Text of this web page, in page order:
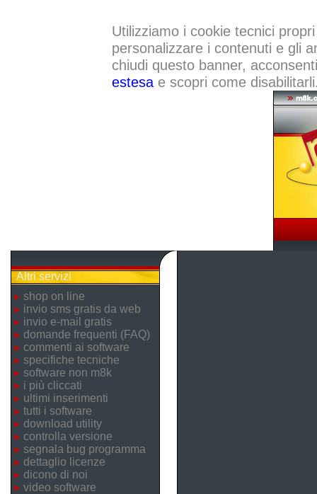
Utilizziamo i cookie tecnici
personalizzare i contenuti e gli
chiudi questo banner,
estesae scopri come
Altri servizi
shop on line
invio sms gratis da web
invio e-mail gratis
domande frequenti (FAQ)
commenti ai software
specifiche tecniche
software non m8k
i più cliccati
ultimi inserimenti
tutti i software
download utility
controlla versione
segnala bug programma
dettaglio licenze
dicono di noi
video software